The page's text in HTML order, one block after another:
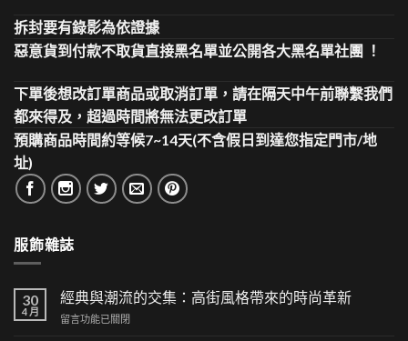
拆封要有錄影為依證據
惡意貨到付款不取貨直接黑名單並公開各大黑名單社團 ！
下單後想改訂單商品或取消訂單，請在隔天中午前聯繫我們
都來得及，超過時間將無法更改訂單
預購商品時間約等候7~14天(不含假日到達您指定門市/地
址)
服飾雜誌
30
4 月
經典與潮流的交集：高街風格帶來的時尚革新
在
留言功能已關閉